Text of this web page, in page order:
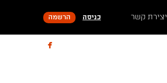
כניסה הרשמה יצירת קשר
